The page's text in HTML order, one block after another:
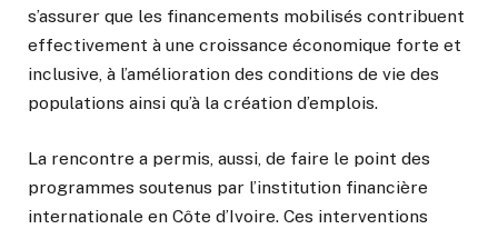
s’assurer que les financements mobilisés contribuent
effectivement à une croissance économique forte et
inclusive, à l’amélioration des conditions de vie des
populations ainsi qu’à la création d’emplois.
La rencontre a permis, aussi, de faire le point des
programmes soutenus par l’institution financière
internationale en Côte d’Ivoire. Ces interventions